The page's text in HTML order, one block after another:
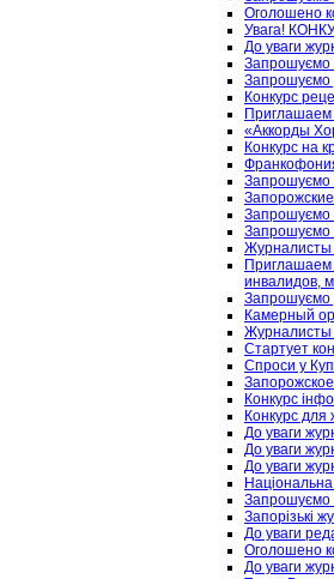
Оголошено
Увага!
До уваги
Запрошуємо
Запрошуємо
Конкурс
Приглашаем
«Аккорды
Конкурс на
Запрошуємо
Запрошуємо
Запрошуємо
Журналисты
Приглашаем
инвалидов,
Запрошуємо
Камерный
Журналисты
Стартует
Спроси у
Конкурс
Конкурс для
До уваги
До уваги
До уваги
Запрошуємо
Запорізькі
До уваги
Оголошено
До уваги